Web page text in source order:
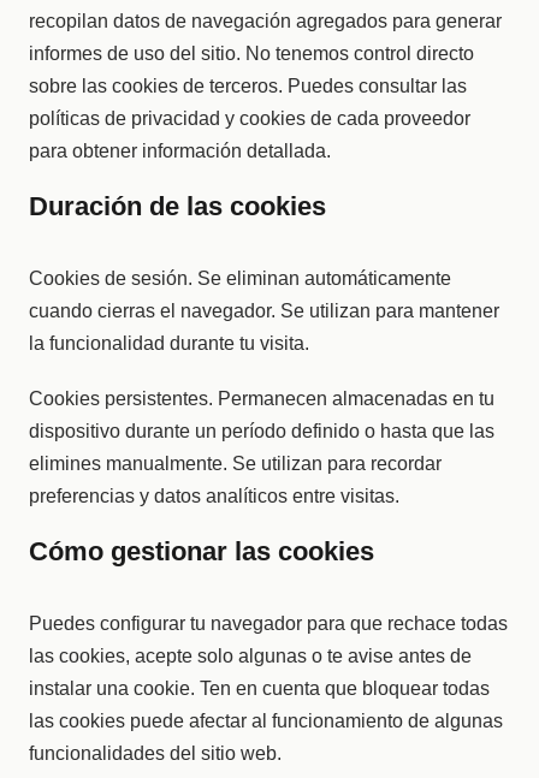
recopilan datos de navegación agregados para generar
informes de uso del sitio. No tenemos control directo
sobre las cookies de terceros. Puedes consultar las
políticas de privacidad y cookies de cada proveedor
para obtener información detallada.
Duración de las cookies
Cookies de sesión. Se eliminan automáticamente
cuando cierras el navegador. Se utilizan para mantener
la funcionalidad durante tu visita.
Cookies persistentes. Permanecen almacenadas en tu
dispositivo durante un período definido o hasta que las
elimines manualmente. Se utilizan para recordar
preferencias y datos analíticos entre visitas.
Cómo gestionar las cookies
Puedes configurar tu navegador para que rechace todas
las cookies, acepte solo algunas o te avise antes de
instalar una cookie. Ten en cuenta que bloquear todas
las cookies puede afectar al funcionamiento de algunas
funcionalidades del sitio web.